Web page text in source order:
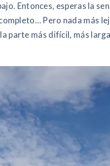
Entonces, esperas la
Pero nada más
parte más difícil, más